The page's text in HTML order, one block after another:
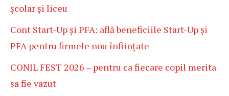
școlar și liceu
Cont Start-Up și PFA: află beneficiile Start-Up și
PFA pentru firmele nou înființate
CONIL FEST 2026 – pentru ca fiecare copil merita
sa fie vazut